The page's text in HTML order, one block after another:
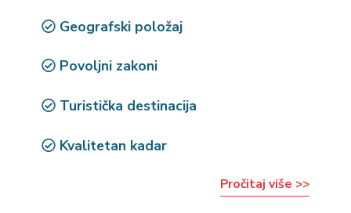
Geografski položaj
Povoljni zakoni
Turistička destinacija
Kvalitetan kadar
Pročitaj više >>